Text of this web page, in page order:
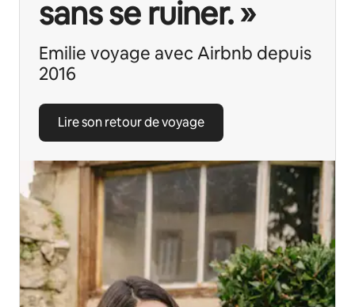
sans se ruiner. »
Emilie voyage avec Airbnb depuis
2016
Lire son retour de voyage